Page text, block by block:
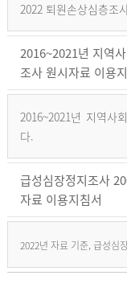
2022 퇴원손상심층조
2016~2021년 지역
조사 원시자료 이용
2016~2021년 지역사
다.
급성심장정지조사
자료 이용지침서
2022년 자료 기준, 급성심